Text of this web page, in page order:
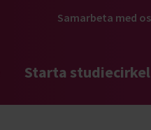
Samarbeta med
Starta studiecirkel